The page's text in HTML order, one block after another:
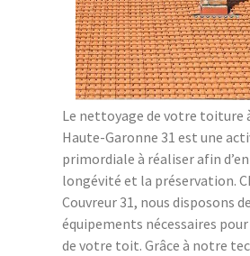
Le nettoyage de votre toiture
Haute-Garonne 31 est une
primordiale à réaliser afin
longévité et la préservation.
Couvreur 31, nous disposons
équipements nécessaires
de votre toit. Grâce à notre